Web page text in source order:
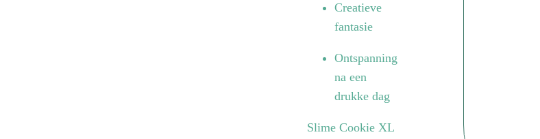
Creatieve
fantasie
Ontspanning
na een
drukke dag
Slime Cookie XL